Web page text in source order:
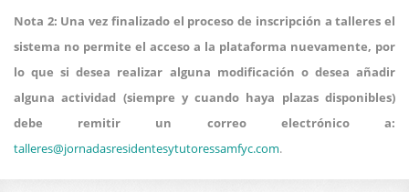
Nota 2: Una vez finalizado el proceso de inscripción a talleres el
sistema no permite el acceso a la plataforma nuevamente, por
lo que si desea realizar alguna modificación o desea añadir
alguna actividad (siempre y cuando haya plazas disponibles)
debe remitir un correo electrónico a:
talleres@jornadasresidentesytutoressamfyc.com.